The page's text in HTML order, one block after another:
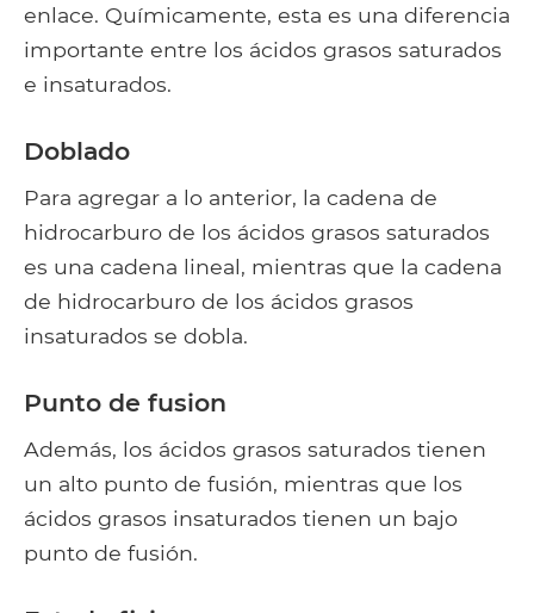
enlace. Químicamente, esta es una diferencia
importante entre los ácidos grasos saturados
e insaturados.
Doblado
Para agregar a lo anterior, la cadena de
hidrocarburo de los ácidos grasos saturados
es una cadena lineal, mientras que la cadena
de hidrocarburo de los ácidos grasos
insaturados se dobla.
Punto de fusion
Además, los ácidos grasos saturados tienen
un alto punto de fusión, mientras que los
ácidos grasos insaturados tienen un bajo
punto de fusión.